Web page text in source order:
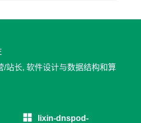
/站长, 软件设计与数据结构和算
lixin-dnspod-